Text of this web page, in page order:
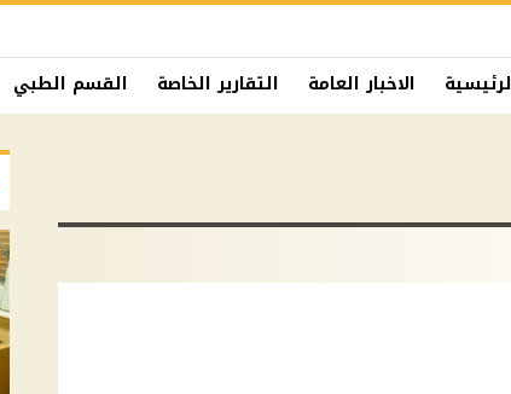
الاخبار العامة التقارير الخاصة القسم الطبي